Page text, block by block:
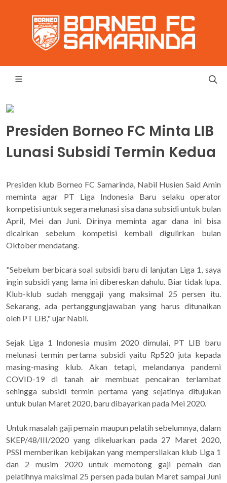
Presiden Borneo FC Minta LIB
Lunasi Subsidi Termin Kedua
Presiden klub Borneo FC Samarinda, Nabil Husien Said Amin
meminta agar PT Liga Indonesia Baru selaku operator
kompetisi untuk segera melunasi sisa dana subsidi untuk bulan
April, Mei dan Juni. Dirinya meminta agar dana ini bisa
dicairkan sebelum kompetisi kembali digulirkan bulan
Oktober mendatang.
"Sebelum berbicara soal subsidi baru di lanjutan Liga 1, saya
ingin subsidi yang lama ini dibereskan dahulu. Biar tidak lupa.
Klub-klub sudah menggaji yang maksimal 25 persen itu.
Sekarang, ada pertanggungjawaban yang harus ditunaikan
oleh PT LIB," ujar Nabil.
Sejak Liga 1 Indonesia musim 2020 dimulai, PT LIB baru
melunasi termin pertama subsidi yaitu Rp520 juta kepada
masing-masing klub. Akan tetapi, melandanya pandemi
COVID-19 di tanah air membuat pencairan terlambat
sehingga subsidi termin pertama yang sejatinya ditujukan
untuk bulan Maret 2020, baru dibayarkan pada Mei 2020.
Untuk masalah gaji pemain maupun pelatih sebelumnya, dalam
SKEP/48/III/2020 yang dikeluarkan pada 27 Maret 2020,
PSSI memberikan kebijakan yang mempersilakan klub Liga 1
dan 2 musim 2020 untuk memotong gaji pemain dan
pelatihnya maksimal 25 persen pada bulan Maret sampai Juni